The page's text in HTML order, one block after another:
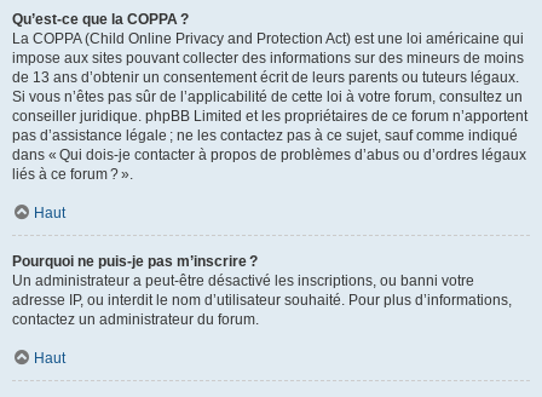
Qu’est-ce que la COPPA ?
La COPPA (Child Online Privacy and Protection Act) est une loi américaine qui
impose aux sites pouvant collecter des informations sur des mineurs de moins
de 13 ans d’obtenir un consentement écrit de leurs parents ou tuteurs légaux.
Si vous n’êtes pas sûr de l’applicabilité de cette loi à votre forum, consultez un
conseiller juridique. phpBB Limited et les propriétaires de ce forum n’apportent
pas d’assistance légale ; ne les contactez pas à ce sujet, sauf comme indiqué
dans « Qui dois-je contacter à propos de problèmes d’abus ou d’ordres légaux
liés à ce forum ? ».
Haut
Pourquoi ne puis-je pas m’inscrire ?
Un administrateur a peut-être désactivé les inscriptions, ou banni votre
adresse IP, ou interdit le nom d’utilisateur souhaité. Pour plus d’informations,
contactez un administrateur du forum.
Haut